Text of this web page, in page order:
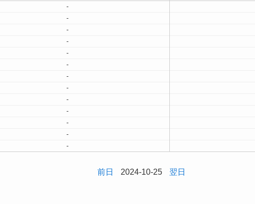
-
-
-
-
-
-
-
-
-
-
-
-
-
前日 2024-10-25 翌日